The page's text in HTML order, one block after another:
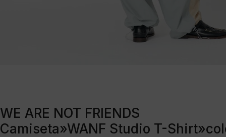
WE ARE NOT FRIENDS
Camiseta»WANF Studio T-